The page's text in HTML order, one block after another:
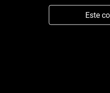
Este